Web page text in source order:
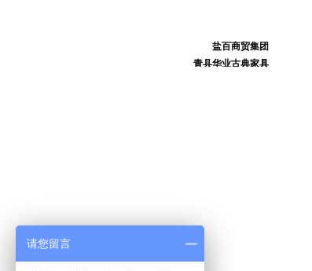
青县华业古典家具
请您留言